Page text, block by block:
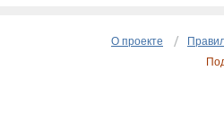
О проекте